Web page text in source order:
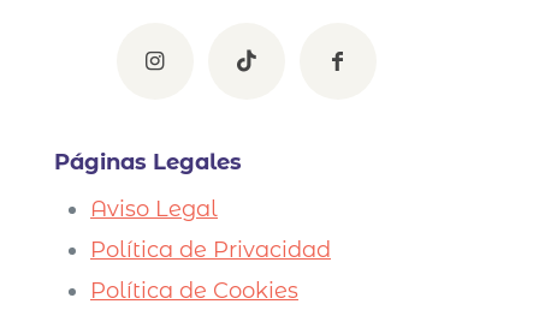
Páginas Legales
Aviso Legal
Política de Privacidad
Política de Cookies